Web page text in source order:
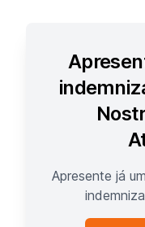
Apresente já